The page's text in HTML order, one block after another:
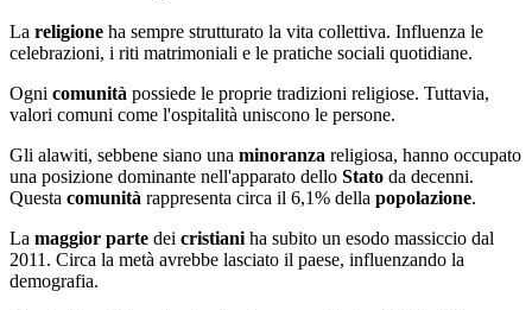
La religione ha sempre strutturato la vita collettiva. Influenza le
celebrazioni, i riti matrimoniali e le pratiche sociali quotidiane.
Ogni comunità possiede le proprie tradizioni religiose. Tuttavia,
valori comuni come l'ospitalità uniscono le persone.
Gli alawiti, sebbene siano una minoranza religiosa, hanno occupato
una posizione dominante nell'apparato dello Stato da decenni.
Questa comunità rappresenta circa il 6,1% della popolazione.
La maggior parte dei cristiani ha subito un esodo massiccio dal
2011. Circa la metà avrebbe lasciato il paese, influenzando la
demografia.